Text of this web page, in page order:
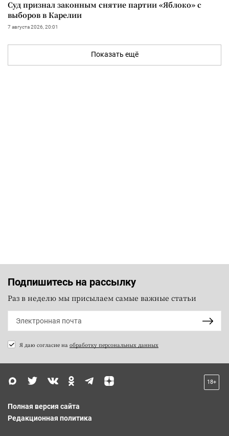
Суд признал законным снятие партии «Яблоко» с
выборов в Карелии
7 августа 2026, 20:01
Показать ещё
Подпишитесь на рассылку
Раз в неделю мы присылаем самые важные статьи
Я даю согласие на обработку персональных данных
18+
Полная версия сайта
Редакционная политика